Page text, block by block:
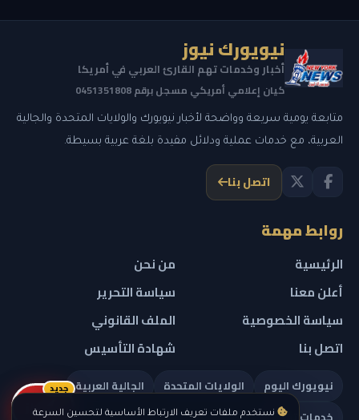
نستخدم ملفات تعريف الارتباط الأساسية لتحسين السرعة
نيويورك نيوز
أخبار وخدمات تهم القارئ العربي في أمريكا
كيان إعلامي أمريكي مسجل برقم 0451351808
متابعة يومية سريعة وواضحة لأخبار نيويورك والولايات المتحدة والجالية
العربية، مع خدمات عملية ودلائل مفيدة بلغة عربية بسيطة.
اتصل بنا
روابط مهمة
الرئيسية
من نحن
أعلن معنا
سياسة التحرير
سياسة الخصوصية
الملف القانوني
اتصل بنا
شهادة التأسيس
نيويورك اليوم الولايات المتحدة
الجالية العربية
ريلز
جديد